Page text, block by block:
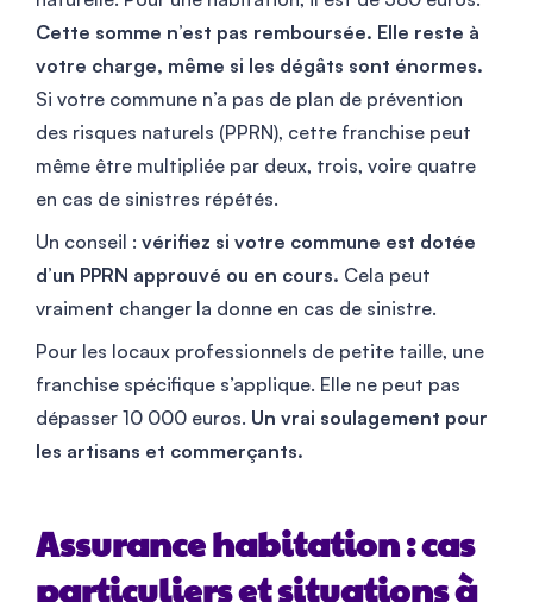
Cette somme n’est pas remboursée. Elle reste à
votre charge, même si les dégâts sont énormes.
Si votre commune n’a pas de plan de prévention
des risques naturels (PPRN), cette franchise peut
même être multipliée par deux, trois, voire quatre
en cas de sinistres répétés.
Un conseil : vérifiez si votre commune est dotée
d’un PPRN approuvé ou en cours. Cela peut
vraiment changer la donne en cas de sinistre.
Pour les locaux professionnels de petite taille, une
franchise spécifique s’applique. Elle ne peut pas
dépasser 10 000 euros. Un vrai soulagement pour
les artisans et commerçants.
Assurance habitation : cas
particuliers et situations à